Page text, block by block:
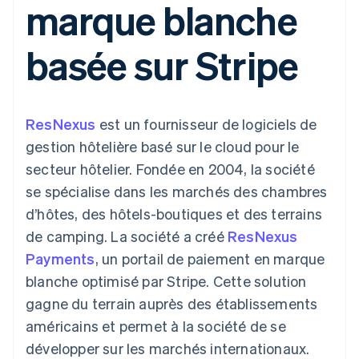
Moyens de
paiement
de 125
Terminal
Authorization
Acceptation
optimisée
Paiements
accélérés
Connections
Comptes
financiers
associés
Recognition
Comptabilité
automatisée
Stripe Sigma
Rapports
personnalisés
des données
cryptomonnaie
intégrables
Product roadmap
l’application
Marketplaces
Gestion financière
SaaS
Par secteur
Entreprises d'IA
créateurs
Jeux
Hôtellerie, voyages et
loisirs
Assurance
Médias et
divertissements
Organisations à but
non lucratif
Services aux
entreprises
Secteur public
Gérer des
abonnements
Proposer une
facturation à l'usage
Émettre des cartes
bancaires adossées à
services avec des
agents
Ressources
Intégrations
d'applications
Exemples de code
Blog des développeurs
État de l'API
Entreprise
Roadmap produit
Sessions : conférence
annuelle
presse
Stripe Press
Contact
Contacter notre équipe
Devenir partenaire
marque blanche
basée sur Stripe
ResNexus est un fournisseur de logiciels de
gestion hôtelière basé sur le cloud pour le
secteur hôtelier. Fondée en 2004, la société
se spécialise dans les marchés des chambres
d’hôtes, des hôtels-boutiques et des terrains
de camping. La société a créé ResNexus
Payments, un portail de paiement en marque
blanche optimisé par Stripe. Cette solution
gagne du terrain auprès des établissements
américains et permet à la société de se
développer sur les marchés internationaux.